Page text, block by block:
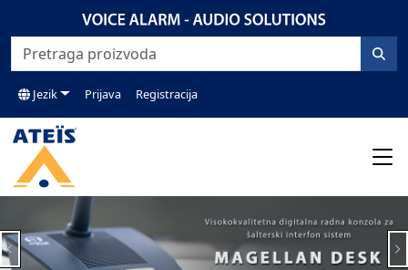
Jezik Prijava Registracija
Previous